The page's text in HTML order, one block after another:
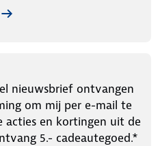
nieuwsbrief ontvangen
om mij per e-mail te
acties en kortingen uit de
5.- cadeautegoed.*